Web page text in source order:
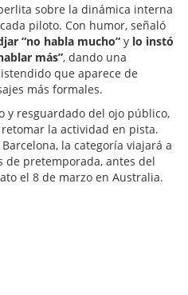
sobre la dinámica interna
piloto. Con humor, señaló
“no habla mucho” y lo instó
más”, dando una
que aparece de
más formales.
y resguardado del ojo público,
la actividad en pista.
la categoría viajará a
de pretemporada, antes del
el 8 de marzo en Australia.